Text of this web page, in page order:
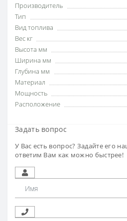
Производитель
Тип
Вид топлива
Вес кг
Высота мм
Ширина мм
Глубина мм
Материал
Мощность
Расположение
Задать вопрос
У Вас есть вопрос? Задайте его
ответим Вам как можно быстрее!